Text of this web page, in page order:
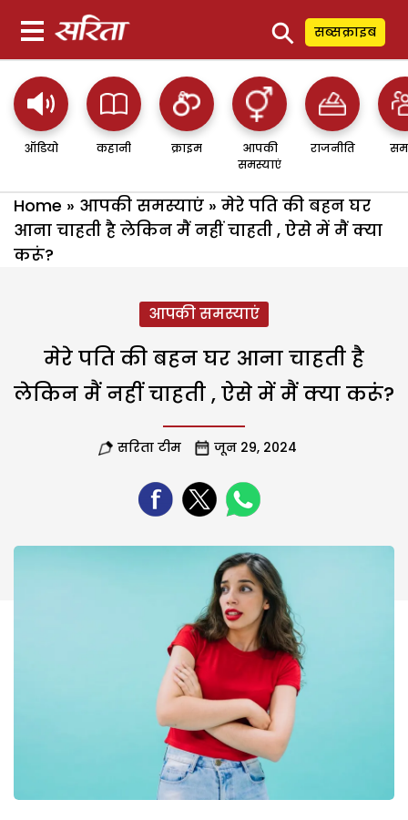
⚲ सब्सक्राइब
ऑडियो कहानी क्राइम
आपकी
समस्याएं
राजनीति
Home » आपकी समस्याएं » मेरे पति की बहन घर
आना चाहती है लेकिन मैं नहीं चाहती , ऐसे में मैं क्या
करूं?
आपकी समस्याएं
मेरे पति की बहन घर आना चाहती है
लेकिन मैं नहीं चाहती , ऐसे में मैं क्या करूं?
सरिता टीम जून 29, 2024